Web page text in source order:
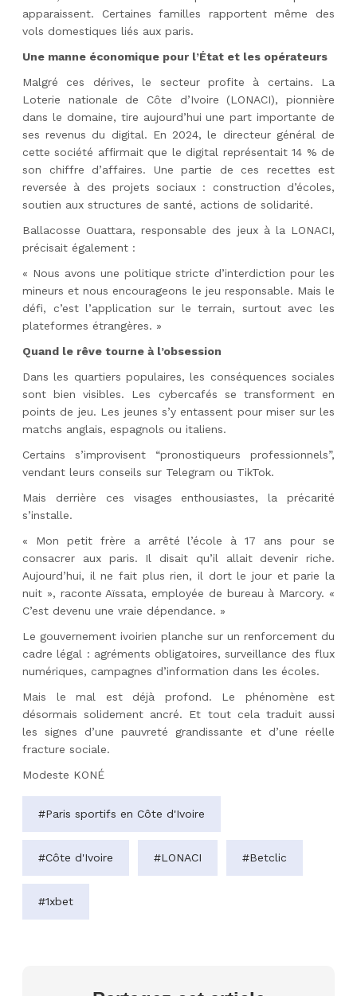
apparaissent. Certaines familles rapportent même des
vols domestiques liés aux paris.
Une manne économique pour l’État et les opérateurs
Malgré ces dérives, le secteur profite à certains. La
Loterie nationale de Côte d’Ivoire (LONACI), pionnière
dans le domaine, tire aujourd’hui une part importante de
ses revenus du digital. En 2024, le directeur général de
cette société affirmait que le digital représentait 14 % de
son chiffre d’affaires. Une partie de ces recettes est
reversée à des projets sociaux : construction d’écoles,
soutien aux structures de santé, actions de solidarité.
Ballacosse Ouattara, responsable des jeux à la LONACI,
précisait également :
« Nous avons une politique stricte d’interdiction pour les
mineurs et nous encourageons le jeu responsable. Mais le
défi, c’est l’application sur le terrain, surtout avec les
plateformes étrangères. »
Quand le rêve tourne à l’obsession
Dans les quartiers populaires, les conséquences sociales
sont bien visibles. Les cybercafés se transforment en
points de jeu. Les jeunes s’y entassent pour miser sur les
matchs anglais, espagnols ou italiens.
Certains s’improvisent “pronostiqueurs professionnels”,
vendant leurs conseils sur Telegram ou TikTok.
Mais derrière ces visages enthousiastes, la précarité
s’installe.
« Mon petit frère a arrêté l’école à 17 ans pour se
consacrer aux paris. Il disait qu’il allait devenir riche.
Aujourd’hui, il ne fait plus rien, il dort le jour et parie la
nuit », raconte Aïssata, employée de bureau à Marcory. «
C’est devenu une vraie dépendance. »
Le gouvernement ivoirien planche sur un renforcement du
cadre légal : agréments obligatoires, surveillance des flux
numériques, campagnes d’information dans les écoles.
Mais le mal est déjà profond. Le phénomène est
désormais solidement ancré. Et tout cela traduit aussi
les signes d’une pauvreté grandissante et d’une réelle
fracture sociale.
Modeste KONÉ
#Paris sportifs en Côte d'Ivoire
#Côte d'Ivoire #LONACI #Betclic
#1xbet